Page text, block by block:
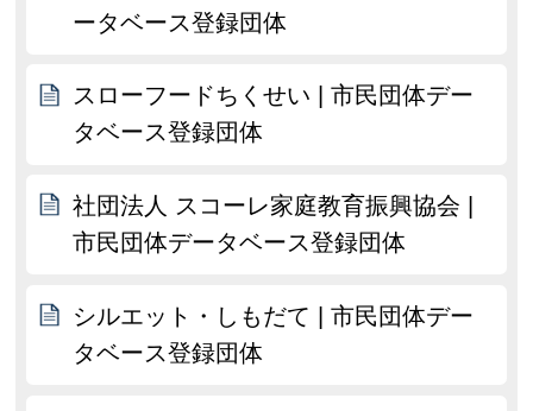
ータベース登録団体
スローフードちくせい | 市民団体デー
タベース登録団体
社団法人 スコーレ家庭教育振興協会 |
市民団体データベース登録団体
シルエット・しもだて | 市民団体デー
タベース登録団体